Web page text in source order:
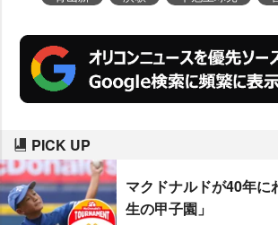
スターの原石たちがキャンペーン
ライブも開けない中、いかに人
気を築き上げてきたか。個性豊か
なその頑張りに迫った。
PICK UP
マクドナルドが40年に
生の甲子園」